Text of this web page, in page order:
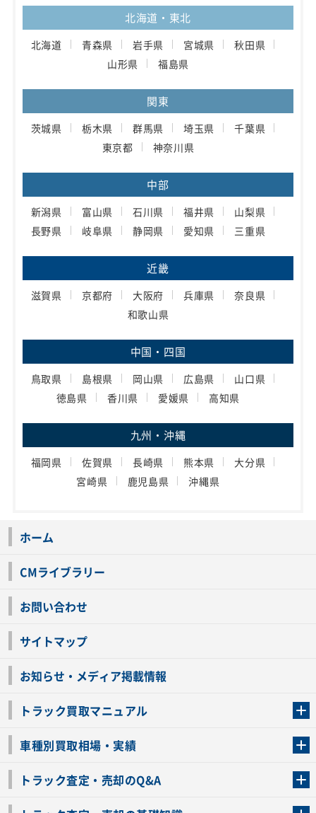
北海道・東北
北海道 青森県 岩手県 宮城県
秋田県
山形県
福島県
関東
茨城県 栃木県 群馬県 埼玉県
千葉県
東京都
神奈川県
中部
新潟県 富山県 石川県 福井県
山梨県
長野県
岐阜県 静岡県 愛知県 三重県
近畿
滋賀県 京都府 大阪府 兵庫県
奈良県
和歌山県
中国・四国
鳥取県 島根県 岡山県 広島県
山口県
徳島県
香川県 愛媛県 高知県
九州・沖縄
福岡県 佐賀県 長崎県 熊本県
大分県
宮崎県
鹿児島県 沖縄県
ホーム
CMライブラリー
お問い合わせ
サイトマップ
お知らせ・メディア掲載情報
トラック買取マニュアル
車種別買取相場・実績
トラック査定・売却のQ&A